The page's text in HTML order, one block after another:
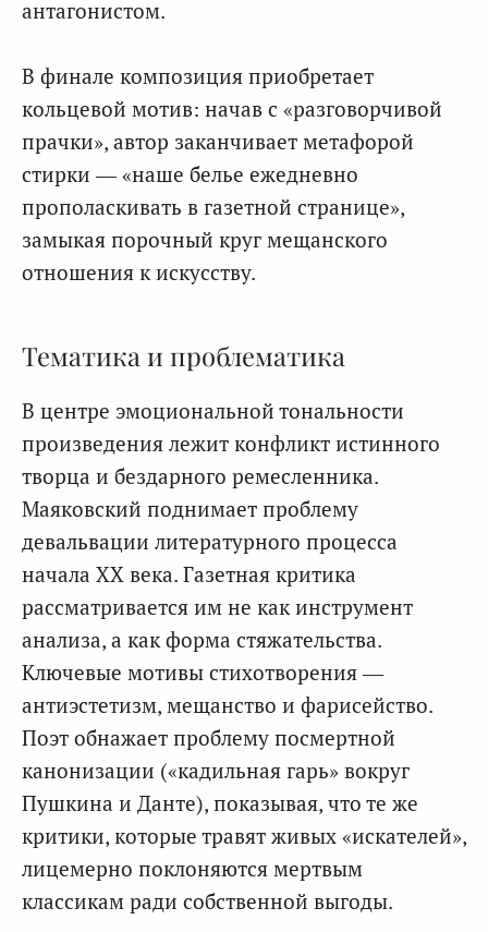
антагонистом.
В финале композиция приобретает
кольцевой мотив: начав с «разговорчивой
прачки», автор заканчивает метафорой
стирки — «наше белье ежедневно
прополаскивать в газетной странице»,
замыкая порочный круг мещанского
отношения к искусству.
Тематика и проблематика
В центре эмоциональной тональности
произведения лежит конфликт истинного
творца и бездарного ремесленника.
Маяковский поднимает проблему
девальвации литературного процесса
начала XX века. Газетная критика
рассматривается им не как инструмент
анализа, а как форма стяжательства.
Ключевые мотивы стихотворения —
антиэстетизм, мещанство и фарисейство.
Поэт обнажает проблему посмертной
канонизации («кадильная гарь» вокруг
Пушкина и Данте), показывая, что те же
критики, которые травят живых «искателей»,
лицемерно поклоняются мертвым
классикам ради собственной выгоды.